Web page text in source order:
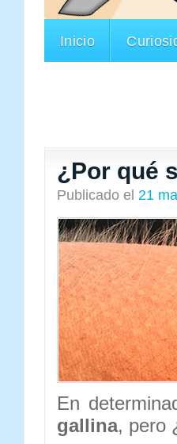
Inicio
¿Por qué
Publicado el 21
En
gallina, pero